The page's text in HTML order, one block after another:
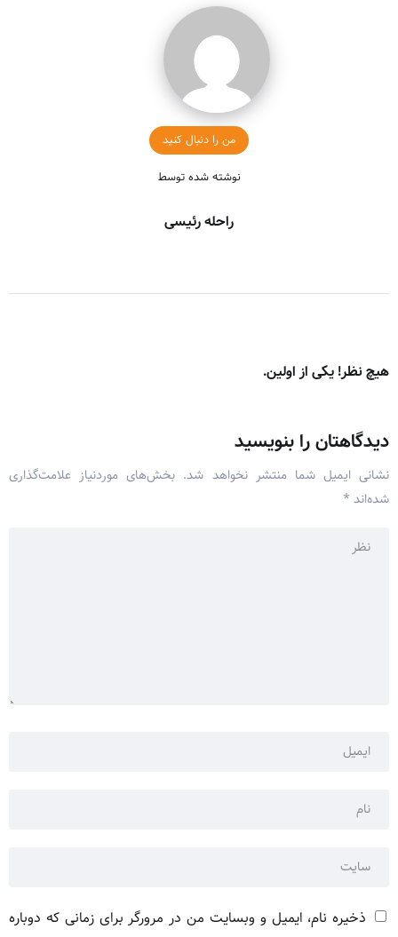
من را دنبال کنید
نوشته شده توسط
راحله رئیسی
هیچ نظر! یکی از اولین.
دیدگاهتان را بنویسید
نشانی ایمیل شما منتشر نخواهد شد. بخش‌های موردنیاز علامت‌گذاری
شده‌اند *
ذخیره نام، ایمیل و وبسایت من در مرورگر برای زمانی که دوباره